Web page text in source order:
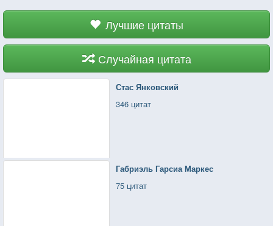
Лучшие цитаты
Случайная цитата
Стас Янковский
346 цитат
Габриэль Гарсиа Маркес
75 цитат